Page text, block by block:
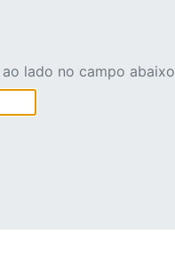
lado no campo abaixo